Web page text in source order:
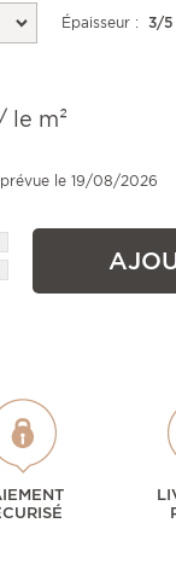
Épaisseur : 3/5
le m²
le 19/08/2026